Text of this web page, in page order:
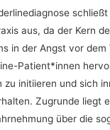
aus, da der Kern
in der Angst vor dem
Patient*innen
zu initiieren und sich
Zugrunde liegt
über die